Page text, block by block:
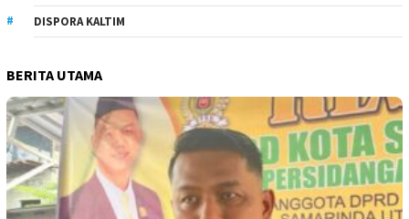
DISPORA KALTIM
BERITA UTAMA